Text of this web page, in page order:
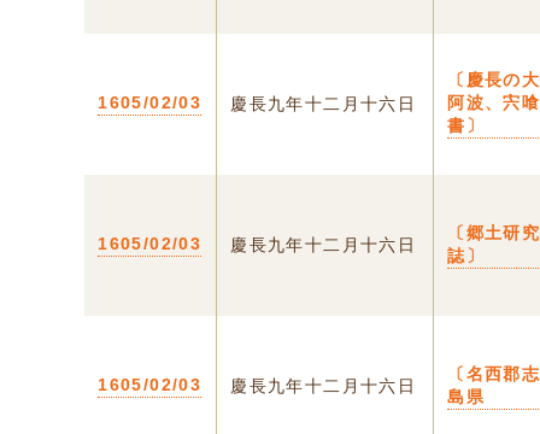
1605/02/03 慶長九年十二月十六日
〔慶長の
阿波、宍
書〕
1605/02/03 慶長九年十二月十六日
〔郷土研
誌〕
1605/02/03 慶長九年十二月十六日
〔名西郡
島県